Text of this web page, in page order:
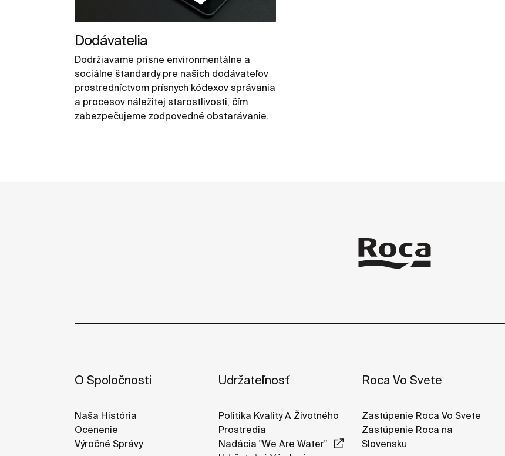
Dodávatelia
Dodržiavame prísne environmentálne a
sociálne štandardy pre našich dodávateľov
prostredníctvom prísnych kódexov správania
a procesov náležitej starostlivosti, čím
zabezpečujeme zodpovedné obstarávanie.
O Spoločnosti
Naša História
Ocenenie
Výročné Správy
Udržateľnosť
Politika Kvality A Životného
Prostredia
Nadácia "We Are Water"
Roca Vo Svete
Zastúpenie Roca Vo Svete
Zastúpenie Roca na
Slovensku